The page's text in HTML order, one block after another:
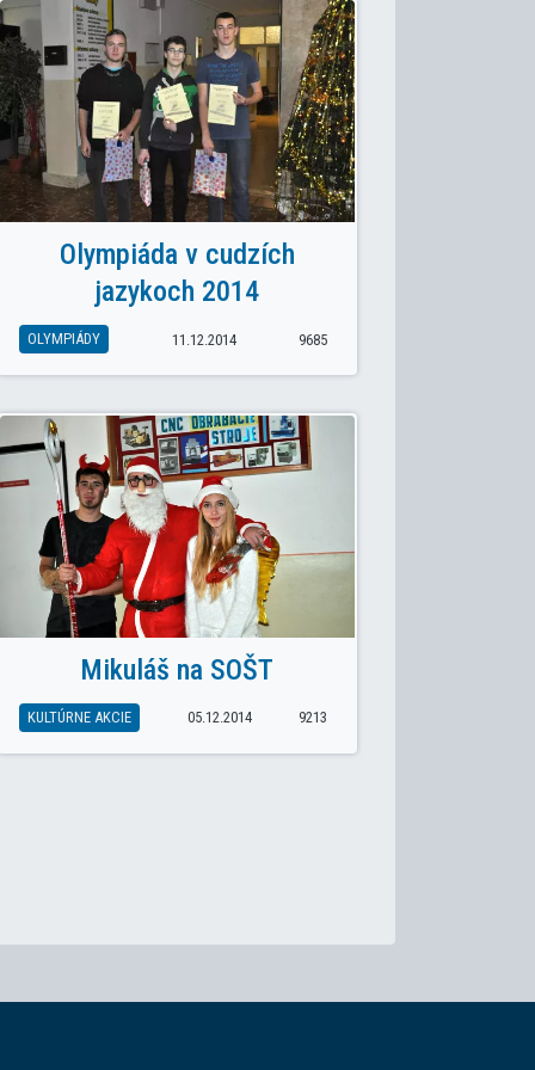
Olympiáda v cudzích
jazykoch 2014
OLYMPIÁDY 11.12.2014 9685
Mikuláš na SOŠT
KULTÚRNE AKCIE 05.12.2014 9213